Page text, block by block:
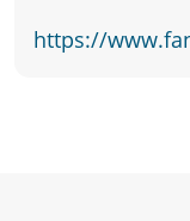
https://